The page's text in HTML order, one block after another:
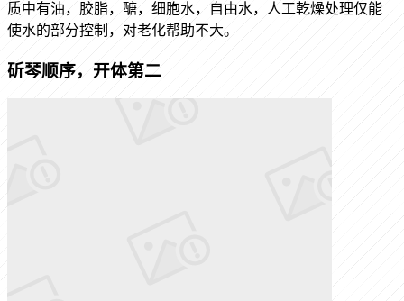
质中有油，胶脂，醣，细胞水，自由水，人工乾燥处理仅能
使水的部分控制，对老化帮助不大。
斫琴顺序，开体第二